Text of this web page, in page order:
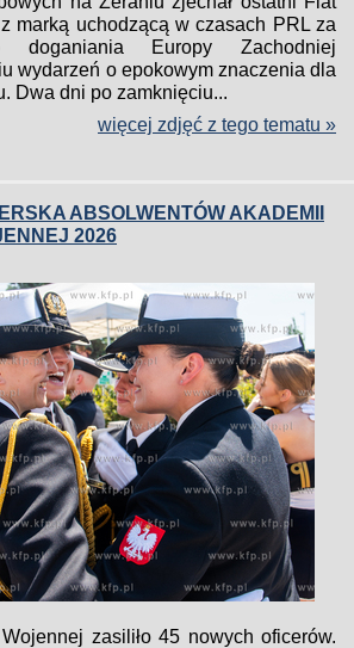
marką uchodzącą w czasach PRL za
doganiania Europy Zachodniej
wydarzeń o epokowym znaczenia dla
Dwa dni po zamknięciu...
więcej zdjęć z tego tematu »
ABSOLWENTÓW AKADEMII
2026
zasiliło 45 nowych oficerów.